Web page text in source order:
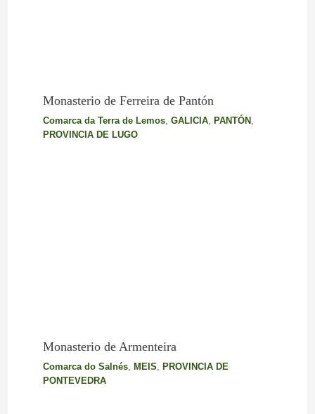
Monasterio de Ferreira de Pantón
Comarca da Terra de Lemos, GALICIA, PANTÓN
PROVINCIA DE LUGO
Monasterio de Armenteira
Comarca do Salnés, MEIS, PROVINCIA DE
PONTEVEDRA